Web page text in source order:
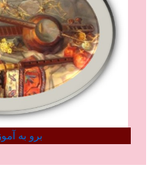
برو به آموزه هفتم